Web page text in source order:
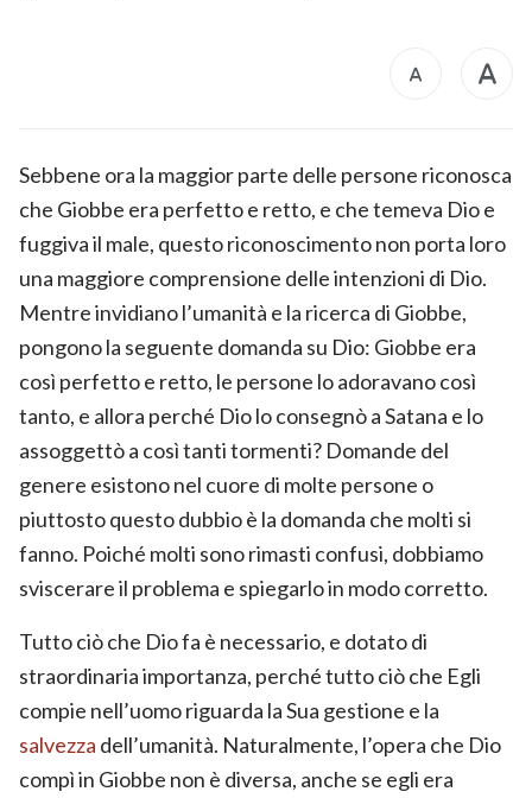
Sebbene ora la maggior parte delle persone riconosca
che Giobbe era perfetto e retto, e che temeva Dio e
fuggiva il male, questo riconoscimento non porta loro
una maggiore comprensione delle intenzioni di Dio.
Mentre invidiano l’umanità e la ricerca di Giobbe,
pongono la seguente domanda su Dio: Giobbe era
così perfetto e retto, le persone lo adoravano così
tanto, e allora perché Dio lo consegnò a Satana e lo
assoggettò a così tanti tormenti? Domande del
genere esistono nel cuore di molte persone o
piuttosto questo dubbio è la domanda che molti si
fanno. Poiché molti sono rimasti confusi, dobbiamo
sviscerare il problema e spiegarlo in modo corretto.
Tutto ciò che Dio fa è necessario, e dotato di
straordinaria importanza, perché tutto ciò che Egli
compie nell’uomo riguarda la Sua gestione e la
salvezza dell’umanità. Naturalmente, l’opera che Dio
compì in Giobbe non è diversa, anche se egli era